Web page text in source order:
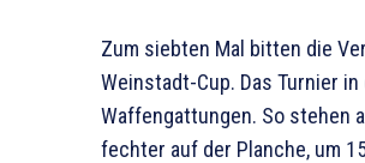
Zum siebten Mal bitten die
Wein­stadt-Cup. Das Turnier
Waffengattungen. So ste­hen
fechter auf der Planche, um